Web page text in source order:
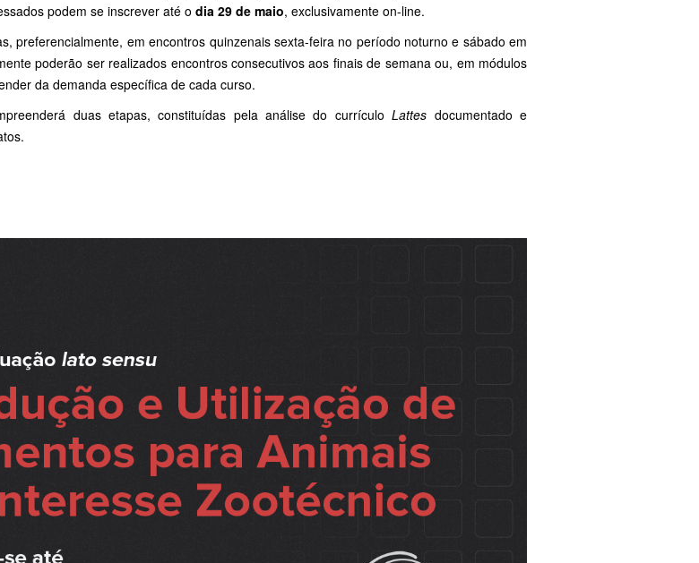
podem se inscrever até o dia 29 de maio, exclusivamente on-line.
preferencialmente, em encontros quinzenais sexta-feira no período noturno e sábado em
poderão ser realizados encontros consecutivos aos finais de semana ou, em módulos
da demanda específica de cada curso.
duas etapas, constituídas pela análise do currículoLattes documentado e